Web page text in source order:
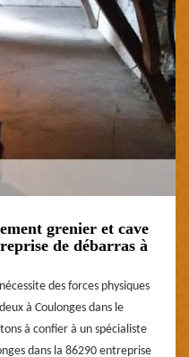
grenier et cave
de débarras à
des forces physiques
à Coulonges dans le
à confier à un spécialiste
dans la 86290 entreprise